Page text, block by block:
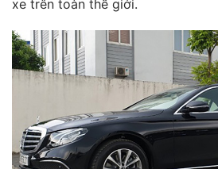
xe trên toàn thế giới.